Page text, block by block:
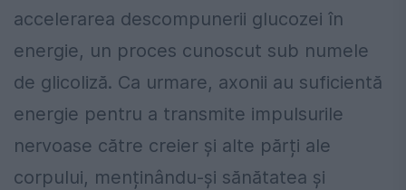
accelerarea descompunerii glucozei în
energie, un proces cunoscut sub numele
de glicoliză. Ca urmare, axonii au suficientă
energie pentru a transmite impulsurile
nervoase către creier și alte părți ale
corpului, menținându-și sănătatea și